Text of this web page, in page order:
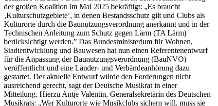
der großen Koalition im Mai 2025 bekräftigt: „Es braucht
‚Kulturschutzgebiete‘, in denen Bestandsschutz gilt und Clubs als
Kulturorte durch die Baunutzungsverordnung anerkannt und in der
Technischen Anleitung zum Schutz gegen Lärm (TA Lärm)
berücksichtigt werden.” Das Bundesministerium für Wohnen,
Stadtentwicklung und Bauwesen hat nun einen Referentenentwurf
für die Anpassung der Baunutzungsverordnung (BauNVO)
veröffentlicht und eine Länder- und Verbändeanhörung dazu
gestartet. Der aktuelle Entwurf würde den Forderungen nicht
ausreichend gerecht, sagt der Deutsche Musikrat in einer
Mitteilung. Hierzu Antje Valentin, Generalsekretärin des Deutschen
Musikrats: „Wer Kulturorte wie Musikclubs sichern will, muss sie